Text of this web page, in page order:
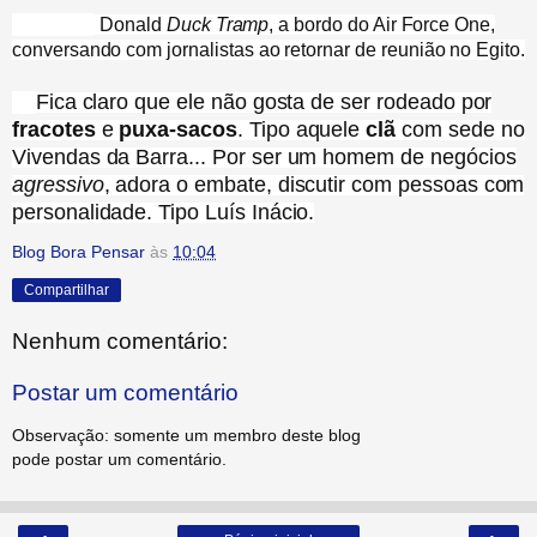
Donald Duck Tramp, a bordo do Air Force One,
conversando com jornalistas ao retornar de reunião no Egito.
Fica claro que ele não gosta de ser rodeado por
fracotese puxa-sacos. Tipo aqueleclãcom sede no
Vivendas da Barra... Por ser um homem de negócios
agressivo, adora o embate, discutir com pessoas com
personalidade. Tipo Luís Inácio.
Blog Bora Pensar às 10:04
Compartilhar
Nenhum comentário:
Postar um comentário
Observação: somente um membro deste blog
pode postar um comentário.